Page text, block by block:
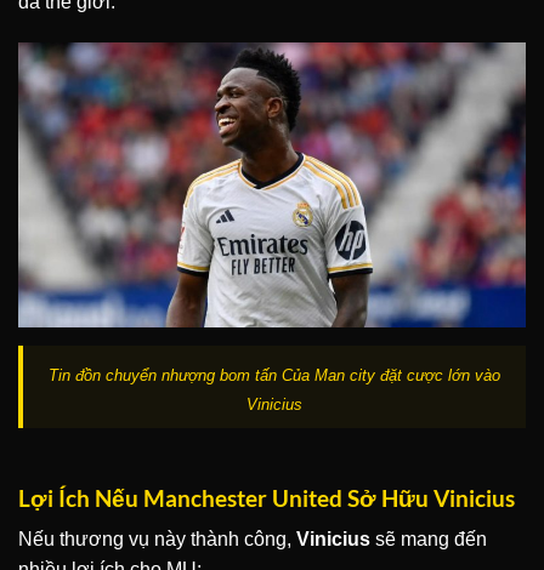
Tin đồn chuyển nhượng bom tấn Của Man city đặt cược lớn vào
Vinicius
Lợi Ích Nếu Manchester United Sở Hữu Vinicius
Nếu thương vụ này thành công, Vinicius sẽ mang đến